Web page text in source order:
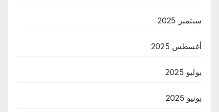
سبتمبر 2025
أغسطس 2025
يوليو 2025
يونيو 2025